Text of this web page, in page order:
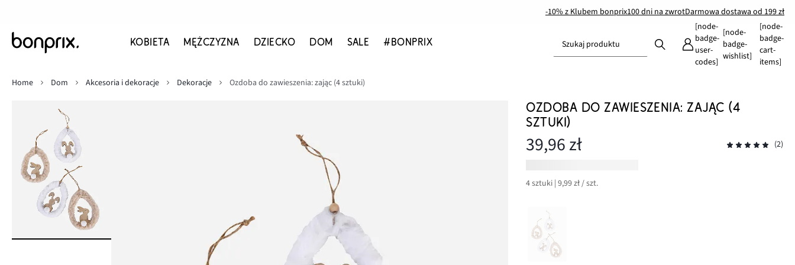
-10% z Klubem bonprix100 dni na zwrotDarmowa dostawa od 199 zł
KOBIETA MĘŻCZYZNA DZIECKO DOM SALE #BONPRIX Szukaj produktu
[node-
badge-
user-
codes]
[node-
badge-
wishlist]
[node-
badge-
cart-
items]
Home
Dom Akcesoria i dekoracje Dekoracje Ozdoba do zawieszenia: zając (4 sztuki)
OZDOBA DO ZAWIESZENIA: ZAJĄC (4
SZTUKI)
39,96 zł (2)
4 sztuki | 9,99 zł / szt.